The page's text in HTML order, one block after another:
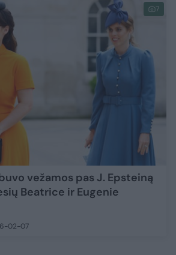
7
vežamos pas J. Epsteiną
Beatrice ir Eugenie
02-07